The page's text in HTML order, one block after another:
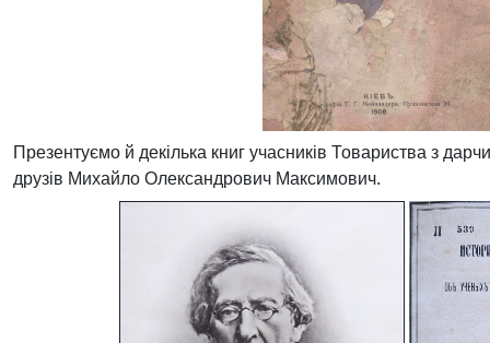
Презентуємо й декілька книг учасників Товариства з
друзів Михайло Олександрович Максимович.